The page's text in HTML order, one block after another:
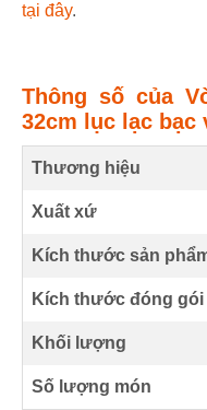
tại đây.
Thông số của
32cm lục lạc bạc
Thương hiệu
Xuất xứ
Kích thước sản
Kích thước đóng gói
Khối lượng
Số lượng món